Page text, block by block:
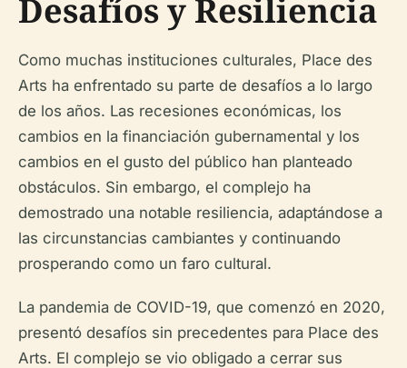
Desafíos y Resiliencia
Como muchas instituciones culturales, Place des
Arts ha enfrentado su parte de desafíos a lo largo
de los años. Las recesiones económicas, los
cambios en la financiación gubernamental y los
cambios en el gusto del público han planteado
obstáculos. Sin embargo, el complejo ha
demostrado una notable resiliencia, adaptándose a
las circunstancias cambiantes y continuando
prosperando como un faro cultural.
La pandemia de COVID-19, que comenzó en 2020,
presentó desafíos sin precedentes para Place des
Arts. El complejo se vio obligado a cerrar sus